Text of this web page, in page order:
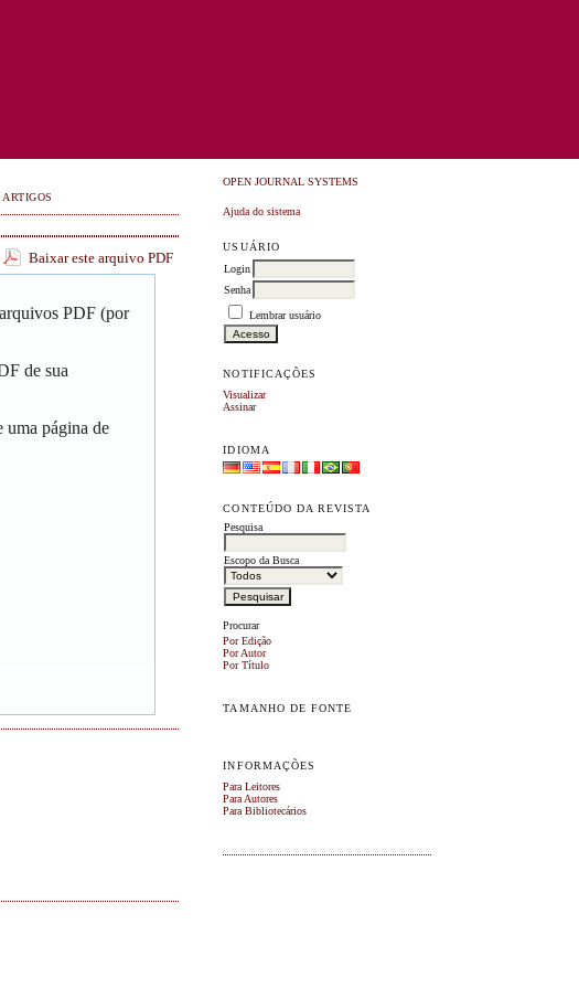
OPEN JOURNAL SYSTEMS
Ajuda do sistema
USUÁRIO
Login
Senha
Lembrar usuário
NOTIFICAÇÕES
Visualizar
Assinar
IDIOMA
CONTEÚDO DA REVISTA
Pesquisa
Escopo da Busca
Procurar
Por Edição
Por Autor
Por Título
TAMANHO DE FONTE
INFORMAÇÕES
Para Leitores
Para Autores
Para Bibliotecários
Baixar este arquivo PDF
PDF (por
de sua
uma página de